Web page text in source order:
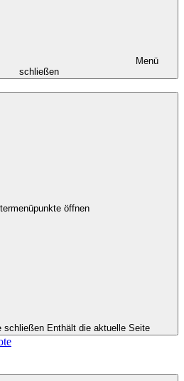
Menü
schließen
öffnen
schließen Enthält die aktuelle Seite